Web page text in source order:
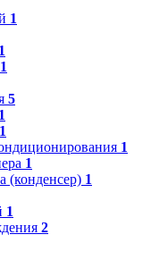
1
1
1
5
1
1
1
1
(конденсер) 1
1
2